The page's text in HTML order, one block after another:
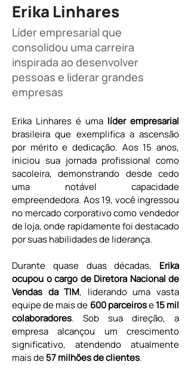
Erika Linhares
Líder empresarial que
consolidou uma carreira
inspirada ao desenvolver
pessoas e liderar grandes
empresas
Erika Linhares é uma líder empresarial
brasileira que exemplifica a ascensão
por mérito e dedicação. Aos 15 anos,
iniciou sua jornada profissional como
sacoleira, demonstrando desde cedo
uma notável capacidade
empreendedora. Aos 19, você ingressou
no mercado corporativo como vendedor
de loja, onde rapidamente foi destacado
por suas habilidades de liderança.
Durante quase duas décadas, Erika
ocupou o cargo de Diretora Nacional de
Vendas da TIM, liderando uma vasta
equipe de mais de 600 parceiros e 15 mil
colaboradores. Sob sua direção, a
empresa alcançou um crescimento
significativo, atendendo atualmente
mais de 57 milhões de clientes.